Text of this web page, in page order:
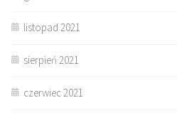
listopad 2021
sierpień 2021
czerwiec 2021